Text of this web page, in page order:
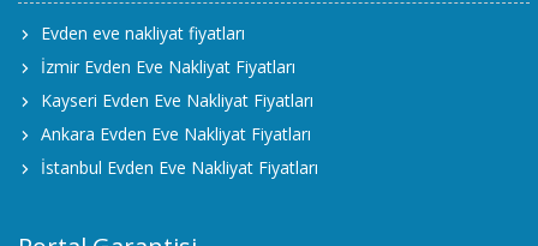
Evden eve nakliyat fiyatları
İzmir Evden Eve Nakliyat Fiyatları
Kayseri Evden Eve Nakliyat Fiyatları
Ankara Evden Eve Nakliyat Fiyatları
İstanbul Evden Eve Nakliyat Fiyatları